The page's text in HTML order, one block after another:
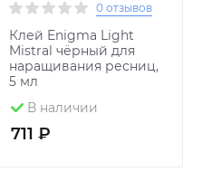
0 отзывов
Клей Enigma Light
Mistral чёрный для
наращивания ресниц,
5 мл
В наличии
711 ₽